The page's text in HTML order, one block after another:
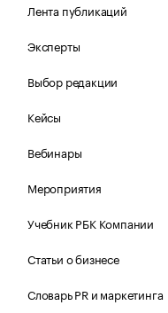
Лента публикаций
Эксперты
Выбор редакции
Кейсы
Вебинары
Мероприятия
Учебник РБК Компании
Статьи о бизнесе
Словарь PR и маркетинга